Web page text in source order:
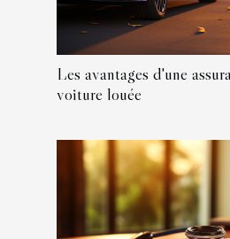
Les avantages d'une
voiture louée